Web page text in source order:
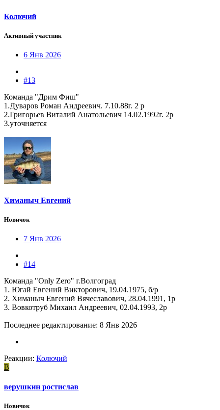
Колючий
Активный участник
6 Янв 2026
#13
Команда "Дрим Фиш"
1.Дуваров Роман Андреевич. 7.10.88г. 2 р
2.Григорьев Виталий Анатольевич 14.02.1992г. 2р
3.уточняется
Химаныч Евгений
Новичок
7 Янв 2026
#14
Команда "Only Zero" г.Волгоград
1. Югай Евгений Викторович, 19.04.1975, б/р
2. Химаныч Евгений Вячеславович, 28.04.1991, 1р
3. Вовкотруб Михаил Андреевич, 02.04.1993, 2р
Последнее редактирование: 8 Янв 2026
Реакции: Колючий
В
верушкин ростислав
Новичок